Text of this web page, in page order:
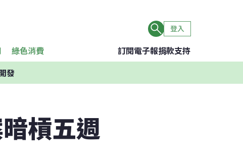
登入
綠色消費 訂閱電子報捐款支持
發
槓五週